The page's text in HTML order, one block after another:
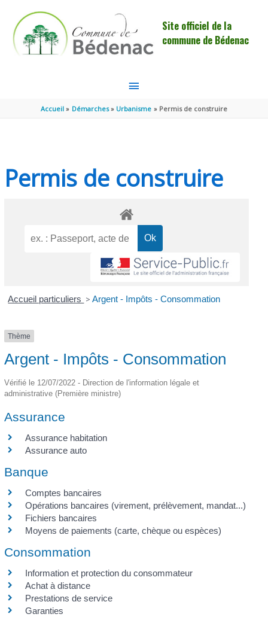
Site officiel de la
commune de Bédenac
MENU
PRINCIPAL
Accueil Démarches Urbanisme Permis de construire
Permis de construire
Accueil particuliers > Argent - Impôts - Consommation
Thème
Argent - Impôts - Consommation
Vérifié le 12/07/2022 - Direction de l'information légale et
administrative (Première ministre)
Assurance
Assurance habitation
Assurance auto
Banque
Comptes bancaires
Opérations bancaires (virement, prélèvement, mandat...)
Fichiers bancaires
Moyens de paiements (carte, chèque ou espèces)
Consommation
Information et protection du consommateur
Achat à distance
Prestations de service
Garanties